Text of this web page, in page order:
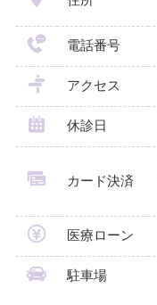
電話番号
アクセス
休診日
カード決済
医療ローン
駐車場